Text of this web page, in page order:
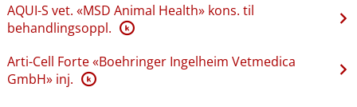
AQUI-S vet. «MSD Animal Health» kons. til
behandlingsoppl. K
Arti-Cell Forte «Boehringer Ingelheim Vetmedica
GmbH» inj. K